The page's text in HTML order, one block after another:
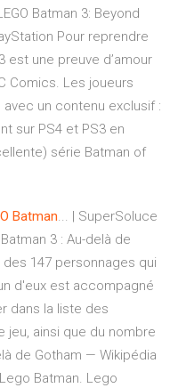
Batman 3: Beyond
Pour reprendre
est une preuve d’amour
Comics. Les joueurs
un contenu exclusif :
sur PS4 et PS3 en
série Batman of
Batman... | SuperSoluce
3 : Au-delà de
147 personnages qui
d'eux est accompagné
dans la liste des
jeu, ainsi que du nombre
de Gotham — Wikipédia
Batman. Lego